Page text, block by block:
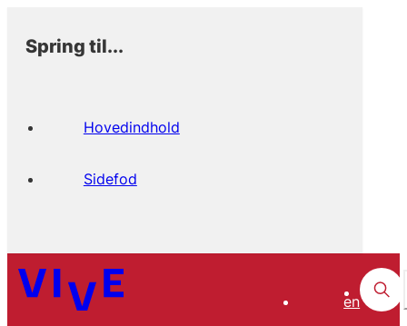
Spring til...
Hovedindhold
Sidefod
en